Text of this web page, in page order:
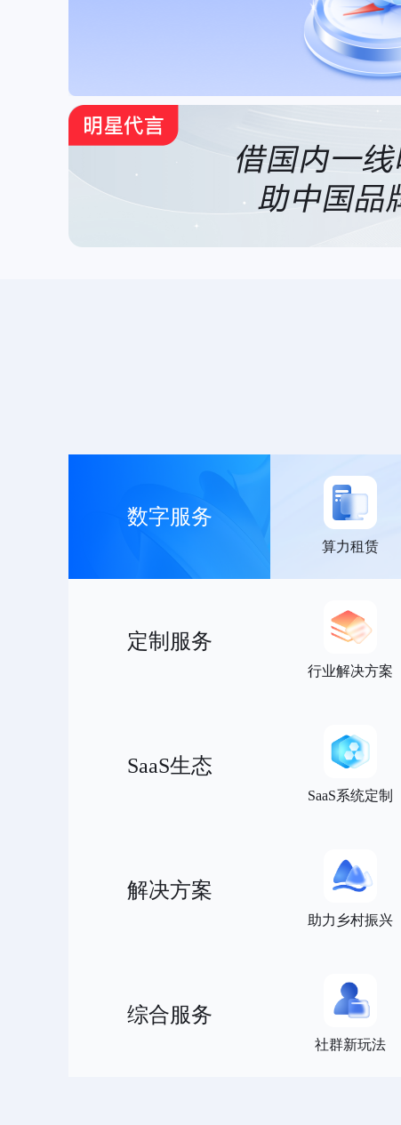
数字服务
算力租赁
定制服务
行业解决方案
SaaS生态
SaaS系统定制
解决方案
助力乡村振兴
综合服务
社群新玩法